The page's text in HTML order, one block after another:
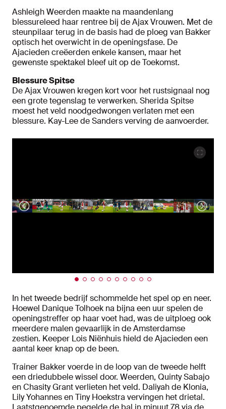
Ashleigh Weerden maakte na maandenlang
blessureleed haar rentree bij de Ajax Vrouwen. Met de
steunpilaar terug in de basis had de ploeg van Bakker
optisch het overwicht in de openingsfase. De
Ajacieden creëerden enkele kansen, maar het
gewenste spektakel bleef uit op de Toekomst.
Blessure Spitse
De Ajax Vrouwen kregen kort voor het rustsignaal nog
een grote tegenslag te verwerken. Sherida Spitse
moest het veld noodgedwongen verlaten met een
blessure. Kay-Lee de Sanders verving de aanvoerder.
In het tweede bedrijf schommelde het spel op en neer.
Hoewel Danique Tolhoek na bijna een uur spelen de
openingstreffer op haar voet had, was de uitploeg ook
meerdere malen gevaarlijk in de Amsterdamse
zestien. Keeper Lois Niënhuis hield de Ajacieden een
aantal keer knap op de been.
Trainer Bakker voerde in de loop van de tweede helft
een driedubbele wissel door. Weerden, Quinty Sabajo
en Chasity Grant verlieten het veld. Daliyah de Klonia,
Lily Yohannes en Tiny Hoekstra vervingen het drietal.